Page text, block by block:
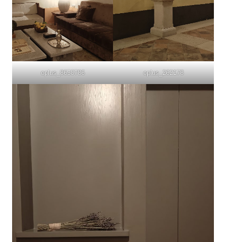
oplus_8650786 oplus_262178